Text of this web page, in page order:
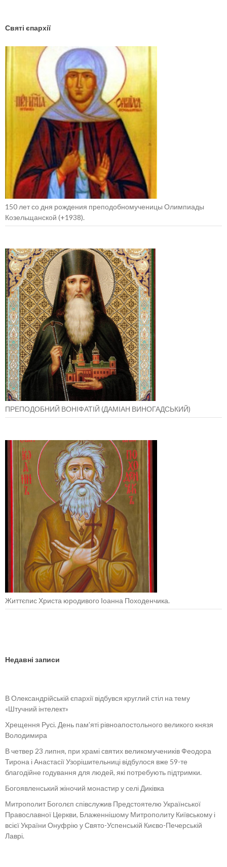
Святі єпархії
150 лет со дня рождения преподобномученицы Олимпиады
Козельщанской (+1938).
ПРЕПОДОБНИЙ ВОНІФАТІЙ (ДАМІАН ВИНОГАДСЬКИЙ)
Життєпис Христа юродивого Іоанна Походенчика.
Недавні записи
В Олександрійській єпархії відбувся круглий стіл на тему
«Штучний інтелект»
Хрещення Русі. День пам’яті рівноапостольного великого князя
Володимира
В четвер 23 липня, при храмі святих великомучеників Феодора
Тирона і Анастасії Узорішительниці відбулося вже 59-те
благодійне годування для людей, які потребують підтримки.
Богоявленський жіночий монастир у селі Диківка
Митрополит Боголєп співслужив Предстоятелю Української
Православної Церкви, Блаженнішому Митрополиту Київському і
всієї України Онуфрію у Свято-Успенській Києво-Печерській
Лаврі.